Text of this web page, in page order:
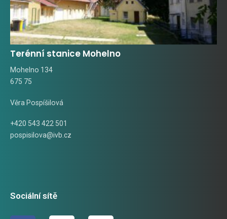
Terénní stanice Mohelno
Mohelno 134
675 75
Věra Pospíšilová
+420 543 422 501
pospisilova@ivb.cz
Sociální sítě